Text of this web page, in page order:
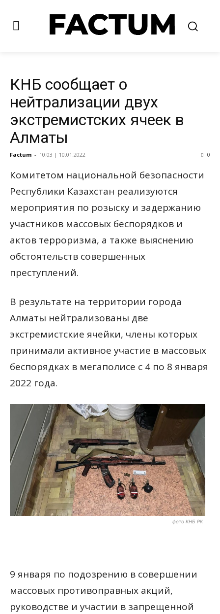
КНБ сообщает о
нейтрализации двух
экстремистских ячеек в
Алматы
Factum - 10:03 | 10.01.2022 0
Комитетом национальной безопасности
Республики Казахстан реализуются
мероприятия по розыску и задержанию
участников массовых беспорядков и
актов терроризма, а также выяснению
обстоятельств совершенных
преступлений.
В результате на территории города
Алматы нейтрализованы две
экстремистские ячейки, члены которых
принимали активное участие в массовых
беспорядках в мегаполисе с 4 по 8 января
2022 года.
фото КНБ РК
9 января по подозрению в совершении
массовых противоправных акций,
руководстве и участии в запрещенной